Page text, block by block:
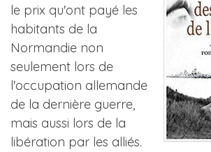
le prix qu'ont payé les
habitants de la
Normandie non
seulement lors de
l'occupation allemande
de la dernière guerre,
mais aussi lors de la
libération par les alliés.